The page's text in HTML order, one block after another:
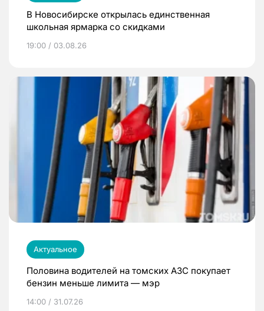
В Новосибирске открылась единственная
школьная ярмарка со скидками
19:00 / 03.08.26
Актуальное
Половина водителей на томских АЗС покупает
бензин меньше лимита — мэр
14:00 / 31.07.26